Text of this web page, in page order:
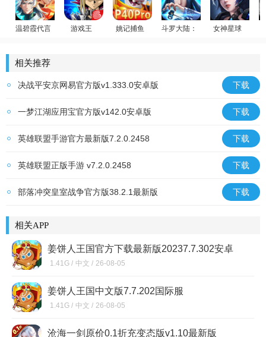
温碧霞代言
游戏王
姚记捕鱼
斗罗大陆：武魂觉醒女神星球
相关推荐
决战平安京网易官方版v1.333.0安卓版 下载
一梦江湖应用宝官方版v142.0安卓版 下载
英雄联盟手游官方最新版7.2.0.2458 下载
英雄联盟正版手游 v7.2.0.2458 下载
部落冲突皇室战争官方版38.2.1最新版 下载
相关APP
姜饼人王国官方下载最新版20237.7.302安卓
版
1.41G / 中文 / 26-08-05
姜饼人王国中文版7.7.202国际服
1.41G / 中文 / 26-08-05
沧海一剑原价0.1折充变态版v1.10最新版